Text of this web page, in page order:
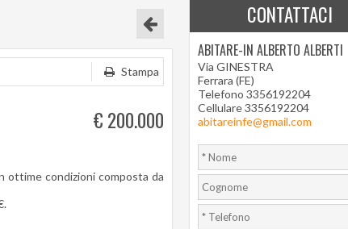
Stampa
€ 200.000
ottime condizioni composta da
CONTATTACI
ABITARE-IN ALBERTO ALBERTI
Via GINESTRA
Ferrara (FE)
Telefono 3356192204
Cellulare 3356192204
abitareinfe@gmail.com